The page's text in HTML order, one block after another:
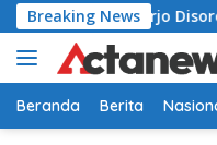
Langsung
ke
konten
Breaking News
di Sidoarjo Disorot,
Beranda Berita